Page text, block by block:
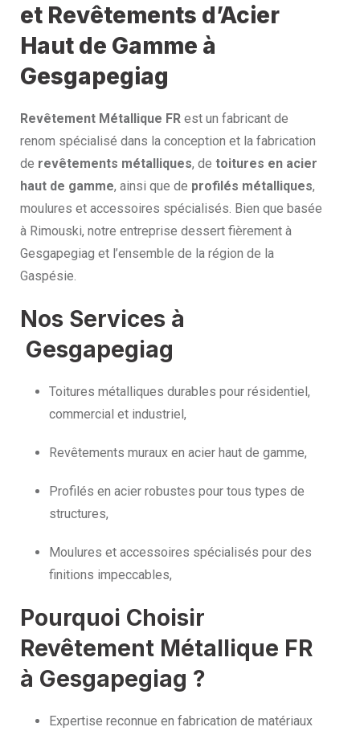
et Revêtements d’Acier
Haut de Gamme à
Gesgapegiag
Revêtement Métallique FR est un fabricant de
renom spécialisé dans la conception et la fabrication
de revêtements métalliques, de toitures en acier
haut de gamme, ainsi que de profilés métalliques,
moulures et accessoires spécialisés. Bien que basée
à Rimouski, notre entreprise dessert fièrement à
Gesgapegiag et l’ensemble de la région de la
Gaspésie.
Nos Services à
Gesgapegiag
Toitures métalliques durables pour résidentiel,
commercial et industriel,
Revêtements muraux en acier haut de gamme,
Profilés en acier robustes pour tous types de
structures,
Moulures et accessoires spécialisés pour des
finitions impeccables,
Pourquoi Choisir
Revêtement Métallique FR
à Gesgapegiag ?
Expertise reconnue en fabrication de matériaux